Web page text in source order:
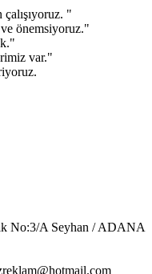
"
önemsiyoruz."
var."
No:3/A Seyhan / ADANA